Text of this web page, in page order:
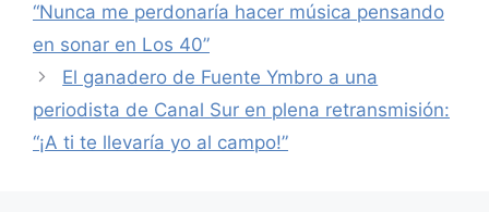
“Nunca me perdonaría hacer música pensando
en sonar en Los 40”
El ganadero de Fuente Ymbro a una
periodista de Canal Sur en plena retransmisión:
“¡A ti te llevaría yo al campo!”